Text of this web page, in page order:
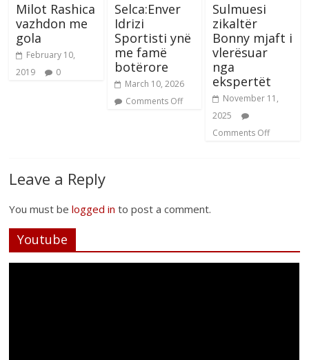
Milot Rashica
vazhdon me
gola
February 10,
2019
0
Selca:Enver
Idrizi
Sportisti ynë
me famë
botërore
March 10, 2026
Comments Off
Sulmuesi
zikaltër
Bonny mjaft i
vlerësuar
nga
ekspertët
November 11,
2025
Comments Off
Leave a Reply
You must belogged in to post a comment.
Youtube